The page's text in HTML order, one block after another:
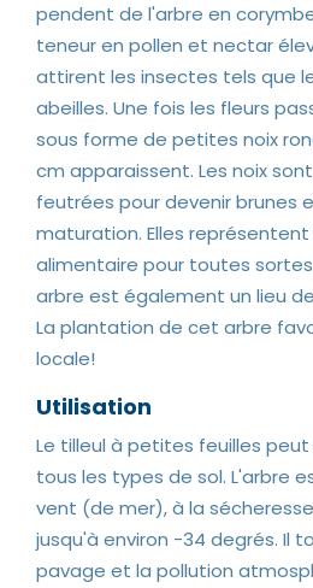
pendent de l'arbre en
teneur en pollen et nectar
attirent les insectes tels que
abeilles. Une fois les fleurs
sous forme de petites noix
cm apparaissent. Les noix
feutrées pour devenir brunes
maturation. Elles
alimentaire pour toutes
arbre est également un lieu
La plantation de cet arbre
locale!
Utilisation
Le tilleul à petites feuilles
tous les types de sol. L'arbre
vent (de mer), à la
jusqu'à environ -34 degrés. Il
pavage et la pollution